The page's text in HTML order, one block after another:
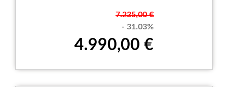
7.235,00 €
- 31.03%
4.990,00 €